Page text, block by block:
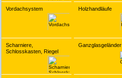
Vordachsystem Holzhandläufe
Scharniere,
Schlosskasten, Riegel
Ganzglasgeländer